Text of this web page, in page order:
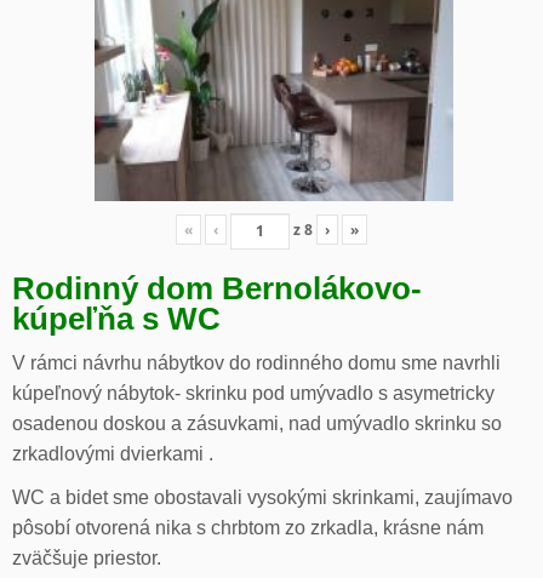
« ‹ z8 › »
Rodinný dom Bernolákovo-
kúpeľňa s WC
V rámci návrhu nábytkov do rodinného domu sme navrhli
kúpeľnový nábytok- skrinku pod umývadlo s asymetricky
osadenou doskou a zásuvkami, nad umývadlo skrinku so
zrkadlovými dvierkami .
WC a bidet sme obostavali vysokými skrinkami, zaujímavo
pôsobí otvorená nika s chrbtom zo zrkadla, krásne nám
zväčšuje priestor.